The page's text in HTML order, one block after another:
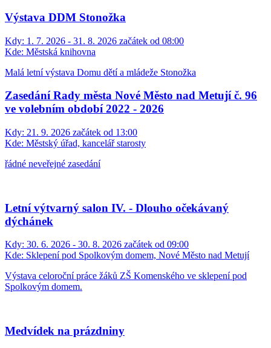
Výstava DDM Stonožka
Kdy: 1. 7. 2026 - 31. 8. 2026 začátek od 08:00
Kde: Městská knihovna
Malá letní výstava Domu dětí a mládeže Stonožka
Zasedání Rady města Nové Město nad Metují č. 96
ve volebním období 2022 - 2026
Kdy: 21. 9. 2026 začátek od 13:00
Kde: Městský úřad, kancelář starosty
řádné neveřejné zasedání
Letní výtvarný salon IV. - Dlouho očekávaný
dýchánek
Kdy: 30. 6. 2026 - 30. 8. 2026 začátek od 09:00
Kde: Sklepení pod Spolkovým domem, Nové Město nad Metují
Výstava celoroční práce žáků ZŠ Komenského ve sklepení pod
Spolkovým domem.
Medvídek na prázdniny